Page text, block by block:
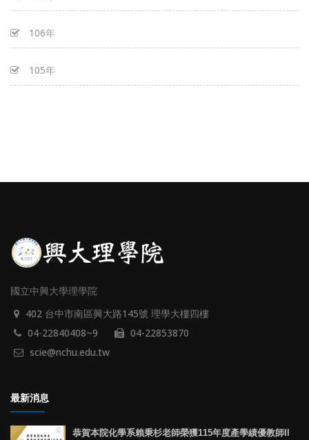
106年
105年
國立中興大學理學院
402 台中市南區興大路145號 理學大樓四樓
04-22840408~9
04-22853870
scie@nchu.edu.tw
最新消息
恭賀本院化學系賴秉杉老師榮獲115年度產學績優教師II